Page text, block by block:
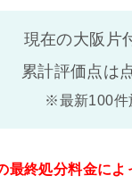
現在の大阪片
累計評価点は
※最新100件
終処分料金に